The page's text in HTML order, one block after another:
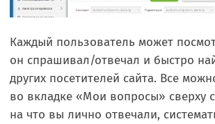
Каждый пользователь может
он спрашивал/отвечал и быстро
других посетителей сайта. Все
во вкладке «Мои вопросы» сверху
на что вы лично отвечали,